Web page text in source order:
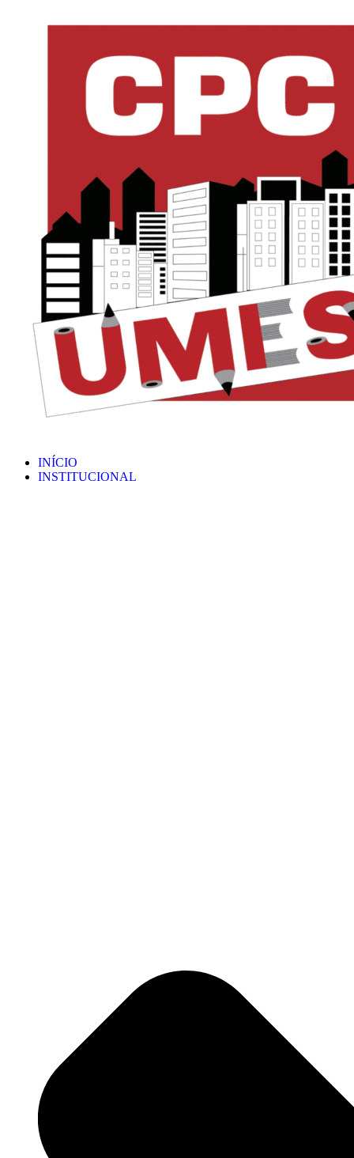
INÍCIO
INSTITUCIONAL